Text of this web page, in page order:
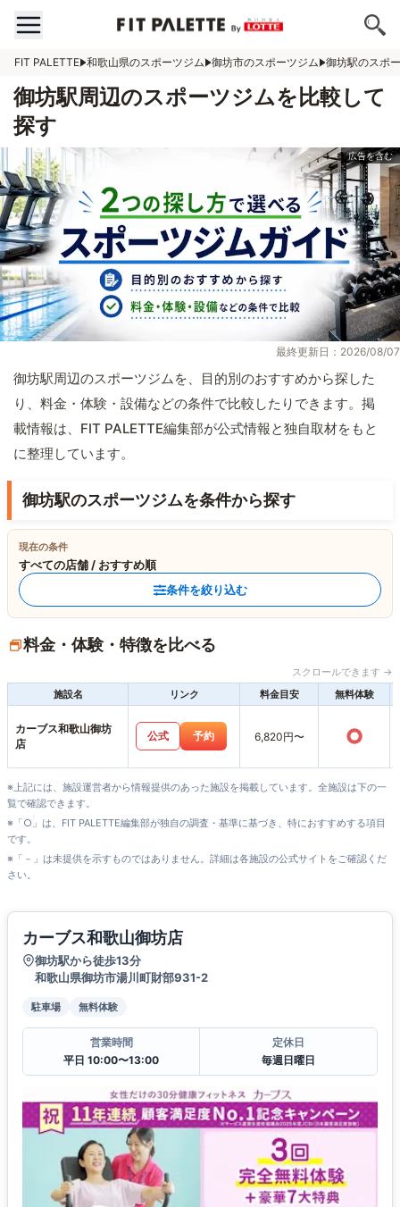
FIT PALETTE 和歌山県のスポーツジム 御坊市のスポーツジム 御坊駅のスポ
御坊駅周辺のスポーツジムを比較して
探す
最終更新日：2026/08/07
御坊駅周辺のスポーツジムを、目的別のおすすめから探した
り、料金・体験・設備などの条件で比較したりできます。掲
載情報は、FIT PALETTE編集部が公式情報と独自取材をもと
に整理しています。
御坊駅のスポーツジムを条件から探す
現在の条件
すべての店舗 / おすすめ順
条件を絞り込む
料金・体験・特徴を比べる
スクロールできます →
施設名
リンク 料金目安 無料体験
カーブス和歌山御坊
店
公式 予約 6,820円〜 ○
※上記には、施設運営者から情報提供のあった施設を掲載しています。全施設は下の一
覧で確認できます。
※「○」は、FIT PALETTE編集部が独自の調査・基準に基づき、特におすすめする項目
です。
※「－」は未提供を示すものではありません。詳細は各施設の公式サイトをご確認くだ
さい。
カーブス和歌山御坊店
御坊駅から徒歩13分
和歌山県御坊市湯川町財部931-2
駐車場 無料体験
営業時間
平日 10:00〜13:00
定休日
毎週日曜日